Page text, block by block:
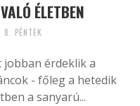
ÉLETBEN
8. PÉNTEK
érdeklik a
- főleg a hetedik
a sanyarú...